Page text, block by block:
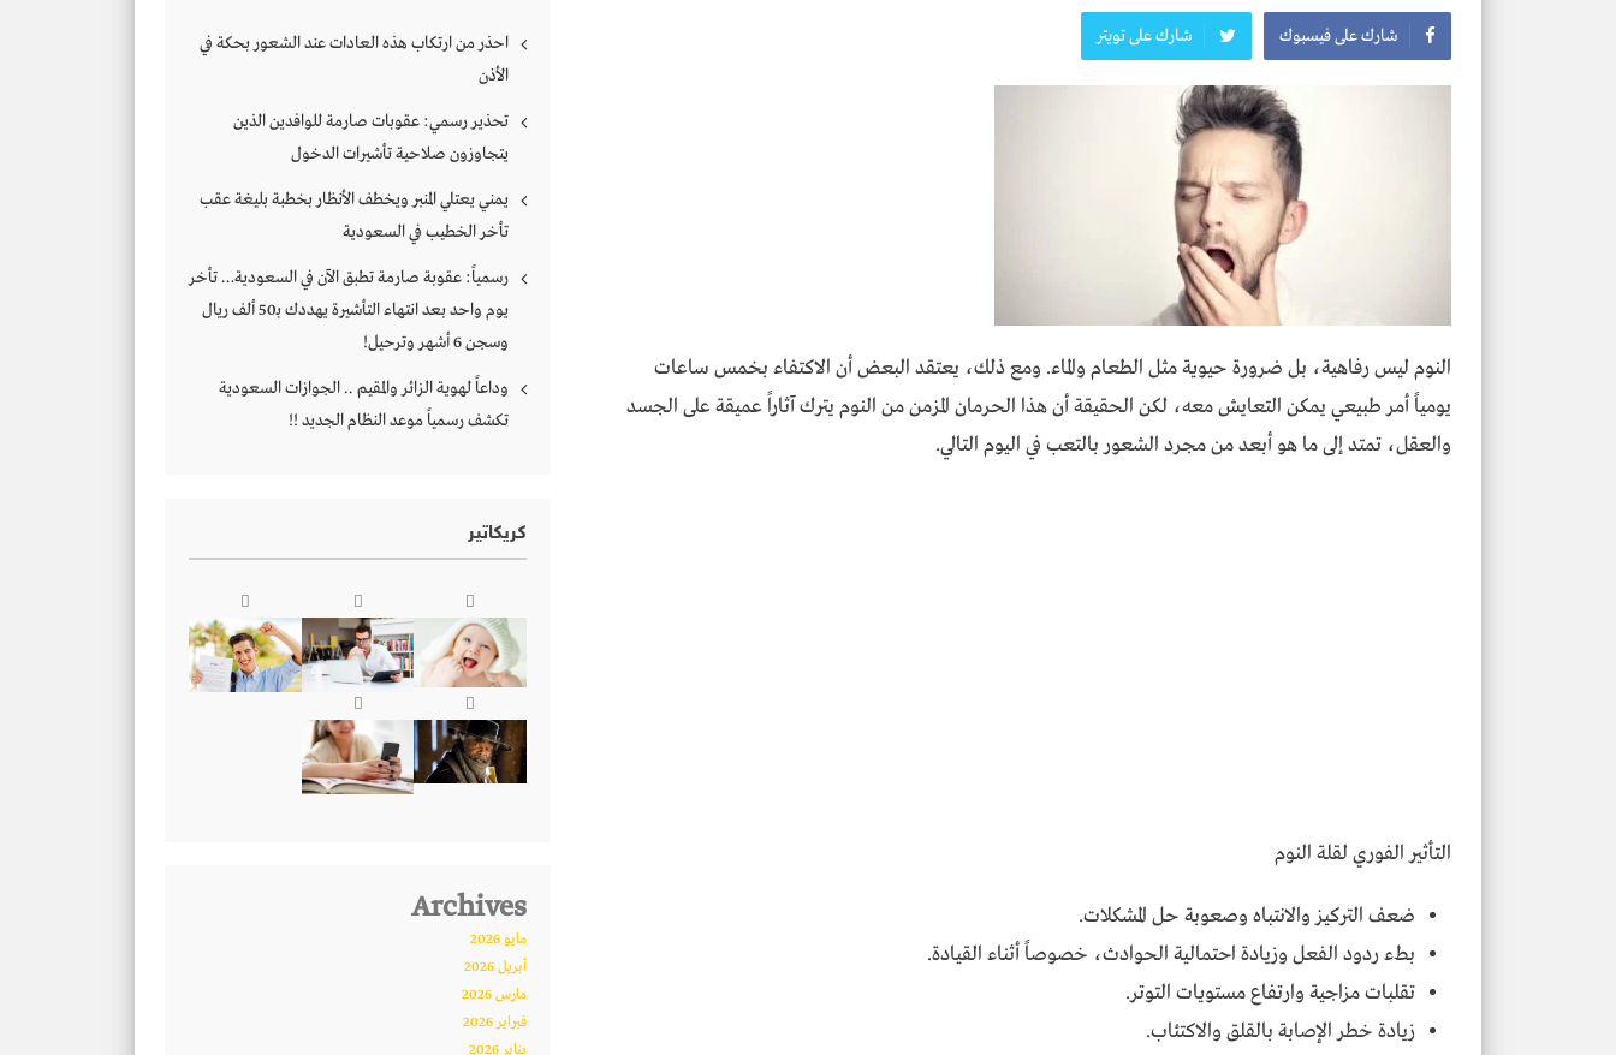
شارك على فيسبوك شارك على تويتر
النوم ليس رفاهية، بل ضرورة حيوية مثل الطعام والماء. ومع ذلك، يعتقد البعض أن الاكتفاء بخمس ساعات
يومياً أمر طبيعي يمكن التعايش معه، لكن الحقيقة أن هذا الحرمان المزمن من النوم يترك آثاراً عميقة على الجسد
والعقل، تمتد إلى ما هو أبعد من مجرد الشعور بالتعب في اليوم التالي.
التأثير الفوري لقلة النوم
ضعف التركيز والانتباه وصعوبة حل المشكلات.
بطء ردود الفعل وزيادة احتمالية الحوادث، خصوصاً أثناء القيادة.
تقلبات مزاجية وارتفاع مستويات التوتر.
زيادة خطر الإصابة بالقلق والاكتئاب.
احذر من ارتكاب هذه العادات عند الشعور بحكة في
الأذن
تحذير رسمي: عقوبات صارمة للوافدين الذين
يتجاوزون صلاحية تأشيرات الدخول
يمني يعتلي المنبر ويخطف الأنظار بخطبة بليغة عقب
تأخر الخطيب في السعودية
رسمياً: عقوبة صارمة تطبق الآن في السعودية… تأخر
يوم واحد بعد انتهاء التأشيرة يهددك بـ50 ألف ريال
وسجن 6 أشهر وترحيل!
وداعاً لهوية الزائر والمقيم .. الجوازات السعودية
تكشف رسمياً موعد النظام الجديد !!
كريكاتير
Archives
مايو 2026
أبريل 2026
مارس 2026
فبراير 2026
يناير 2026